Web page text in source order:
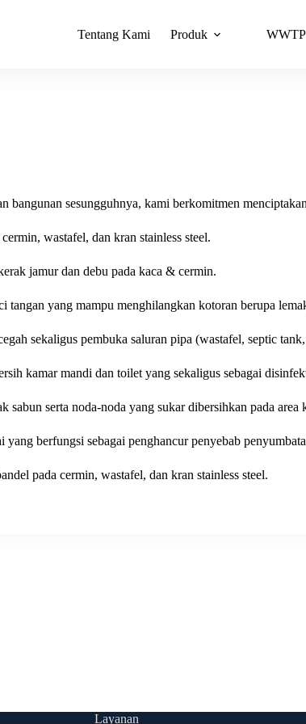
Tentang Kami Produk WWTP
bangunan sesungguhnya, kami berkomitmen
wastafel, dan kran stainless steel.
jamur dan debu pada kaca & cermin.
tangan yang mampu menghilangkan kotoran berupa
sekaligus pembuka saluran pipa (wastafel, septic
kamar mandi dan toilet yang sekaligus sebagai
sabun serta noda-noda yang sukar dibersihkan pada
yang berfungsi sebagai penghancur penyebab
pada cermin, wastafel, dan kran stainless steel.
Layanan